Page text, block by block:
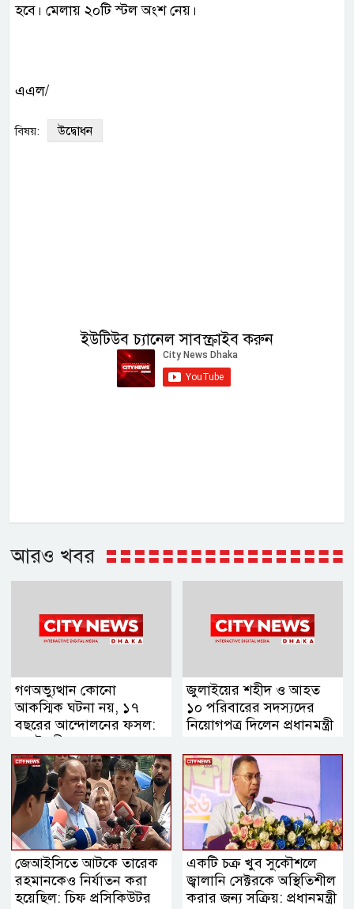
হবে। মেলায় ২০টি স্টল অংশ নেয়।
এএল/
বিষয়: উদ্বোধন
ইউটিউব চ্যানেল সাবস্ক্রাইব করুন
আরও খবর
গণঅভ্যুত্থান কোনো
আকস্মিক ঘটনা নয়, ১৭
বছরের আন্দোলনের ফসল:
স্বরাষ্ট্রমন্ত্রী
জুলাইয়ের শহীদ ও আহত
১০ পরিবারের সদস্যদের
নিয়োগপত্র দিলেন প্রধানমন্ত্রী
জেআইসিতে আটকে তারেক
রহমানকেও নির্যাতন করা
হয়েছিল: চিফ প্রসিকিউটর
একটি চক্র খুব সুকৌশলে
জ্বালানি সেক্টরকে অস্থিতিশীল
করার জন্য সক্রিয়: প্রধানমন্ত্রী